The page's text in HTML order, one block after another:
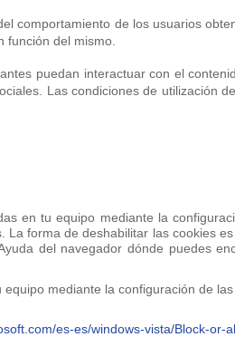
comportamiento de los usuarios
función del mismo.
puedan interactuar con el
Las condiciones de utilización
en tu equipo mediante la
forma de deshabilitar las cookies
del navegador dónde puedes
mediante la configuración de
es-es/windows-vista/Block-or-